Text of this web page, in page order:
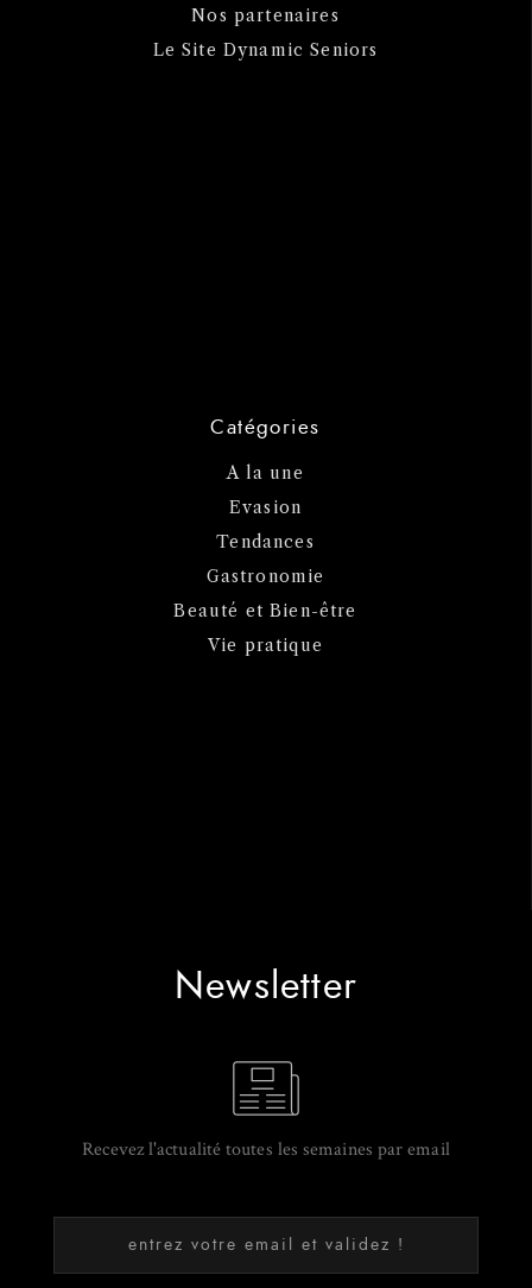
Nos partenaires
Le Site Dynamic Seniors
Catégories
A la une
Evasion
Tendances
Gastronomie
Beauté et Bien-être
Vie pratique
Newsletter
Recevez l'actualité toutes les semaines par email